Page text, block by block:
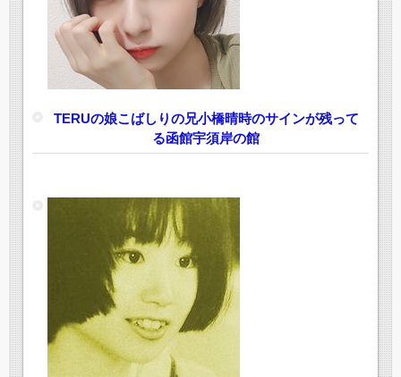
TERUの娘こばしりの兄小橋晴時のサインが残って
る函館宇須岸の館